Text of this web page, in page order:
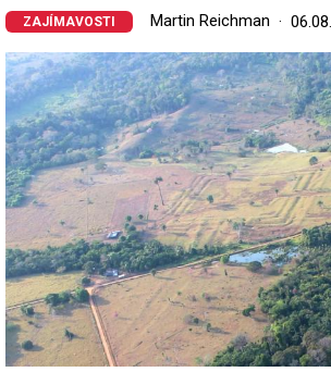
ZAJÍMAVOSTI Martin Reichman
Image